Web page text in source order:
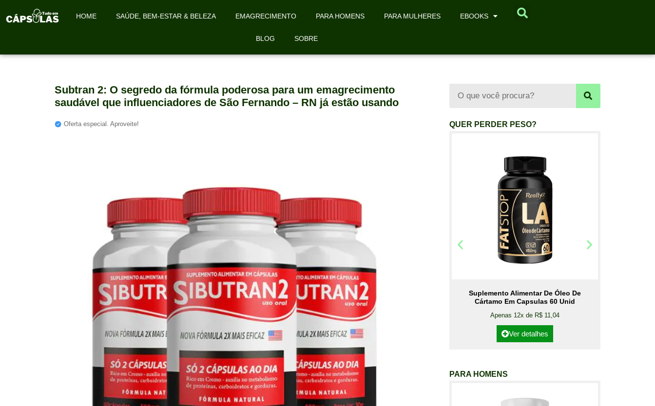
HOME SAÚDE, BEM-ESTAR & BELEZA EMAGRECIMENTO PARA HOMENS PARA MULHERES EBOOKS
BLOG SOBRE
Subtran 2: O segredo da fórmula poderosa para um emagrecimento
saudável que influenciadores de São Fernando – RN já estão usando
Oferta especial. Aproveite! QUER PERDER PESO?
Seca Já Detox – O Fim da gordura
localizada
Apenas 12x de R$19,78
Ver detalhes
Suplemento Alimentar De Óleo De
Cártamo Em Capsulas 60 Unid
Apenas 12x de R$ 11,04
Ver detalhes
PARA HOMENS